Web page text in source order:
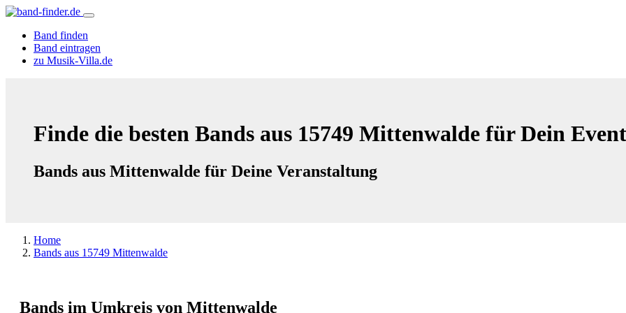
Band finden
Band eintragen
zu Musik-Villa.de
Finde die besten Bands aus 15749 Mittenwalde für Dein Event
Bands aus Mittenwalde für Deine Veranstaltung
Home
Bands aus 15749 Mittenwalde
Bands im Umkreis von Mittenwalde